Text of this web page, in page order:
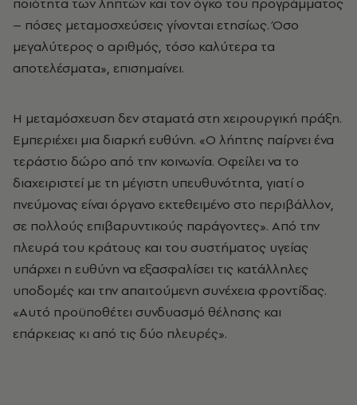
– πόσες μεταμοσχεύσεις γίνονται ετησίως. Όσο
μεγαλύτερος ο αριθμός, τόσο καλύτερα τα
αποτελέσματα», επισημαίνει.
Η μεταμόσχευση δεν σταματά στη χειρουργική πράξη.
Εμπεριέχει μια διαρκή ευθύνη. «Ο λήπτης παίρνει ένα
τεράστιο δώρο από την κοινωνία. Οφείλει να το
διαχειριστεί με τη μέγιστη υπευθυνότητα, γιατί ο
πνεύμονας είναι όργανο εκτεθειμένο στο περιβάλλον,
σε πολλούς επιβαρυντικούς παράγοντες». Από την
πλευρά του κράτους και του συστήματος υγείας
υπάρχει η ευθύνη να εξασφαλίσει τις κατάλληλες
υποδομές και την απαιτούμενη συνέχεια φροντίδας.
«Αυτό προϋποθέτει συνδυασμό θέλησης και
επάρκειας κι από τις δύο πλευρές».